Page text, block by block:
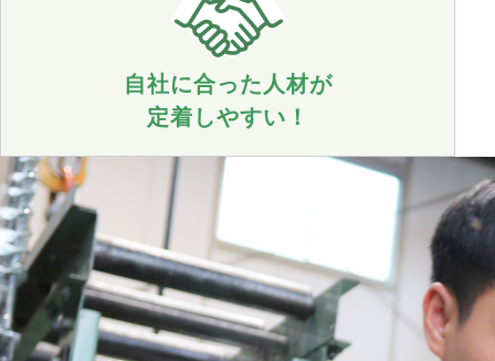
自社に合った人材が
定着しやすい！